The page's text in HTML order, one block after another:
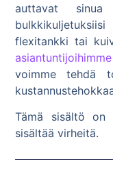
auttavat sinua
flexitankki tai
asiantuntijoihimme
voimme tehdä
Tämä sisältö
sisältää virheitä.